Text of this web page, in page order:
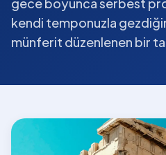
kendi temponuzla
münferit düzenlenen bir